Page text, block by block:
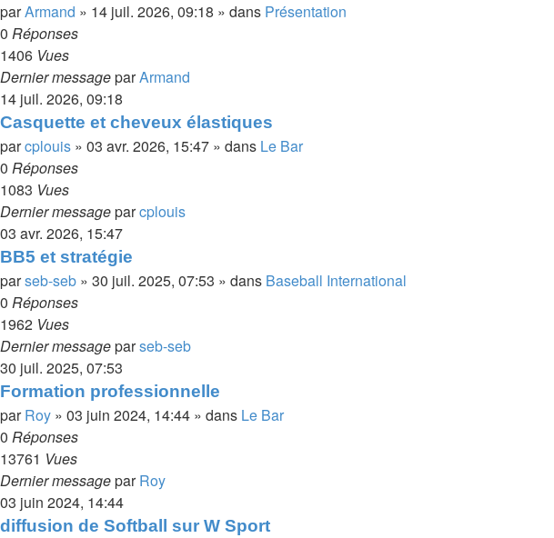
parArmand » 14 juil. 2026, 09:18 » dans Présentation
0 Réponses
1406 Vues
Dernier messageparArmand
14 juil. 2026, 09:18
Casquette et cheveux élastiques
parcplouis » 03 avr. 2026, 15:47 » dans Le Bar
0 Réponses
1083 Vues
Dernier messageparcplouis
03 avr. 2026, 15:47
BB5 et stratégie
parseb-seb » 30 juil. 2025, 07:53 » dans Baseball International
0 Réponses
1962 Vues
Dernier messageparseb-seb
30 juil. 2025, 07:53
Formation professionnelle
parRoy » 03 juin 2024, 14:44 » dans Le Bar
0 Réponses
13761 Vues
Dernier messageparRoy
03 juin 2024, 14:44
diffusion de Softball sur W Sport